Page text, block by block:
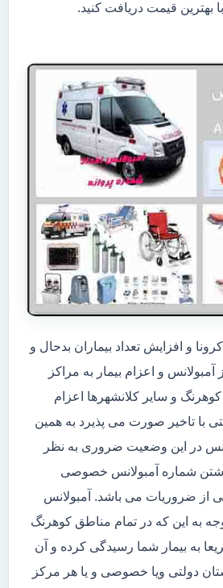
بهترین قیمت دریافت کنید.
و افزایش تعداد بیماران بدحال و
آمبولانس و اعزام بیمار به مراکز
و سایر کلانشهرها اعزام
با تاخیر صورت می پذیرد به همین
در این وضعیت ضروری به نظر
شماره آمبولانس خصوصی
از ضروریات می باشد. آمبولانس
به این که در تمام مناطق کوهرنگ
به بیمار شما رسیدگی کرده و آن
دولتی ویا خصوصی و یا هر مرکز